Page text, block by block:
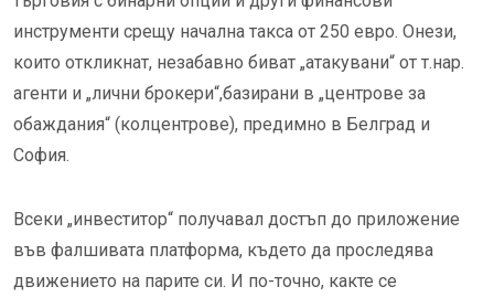
инструменти срещу начална такса от 250 евро. Онези,
които откликнат, незабавно биват „атакувани“ от т.нар.
агенти и „лични брокери“,базирани в „центрове за
обаждания“ (колцентрове), предимно в Белград и
София.
Всеки „инвеститор“ получавал достъп до приложение
във фалшивата платформа, където да проследява
движението на парите си. И по-точно, какте се